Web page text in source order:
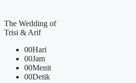
The Wedding of
Trisi & Arif
00Hari
00Jam
00Menit
00Detik